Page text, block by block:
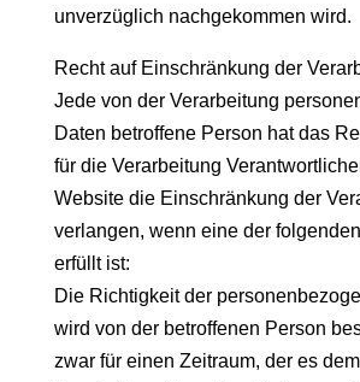
unverzüglich nachgekommen wird.
Recht auf Einschränkung der
Jede von der Verarbeitung
Daten betroffene Person hat das
für die Verarbeitung
Website die Einschränkung der
verlangen, wenn eine der
erfüllt ist:
Die Richtigkeit der
wird von der betroffenen Person
zwar für einen Zeitraum, der es